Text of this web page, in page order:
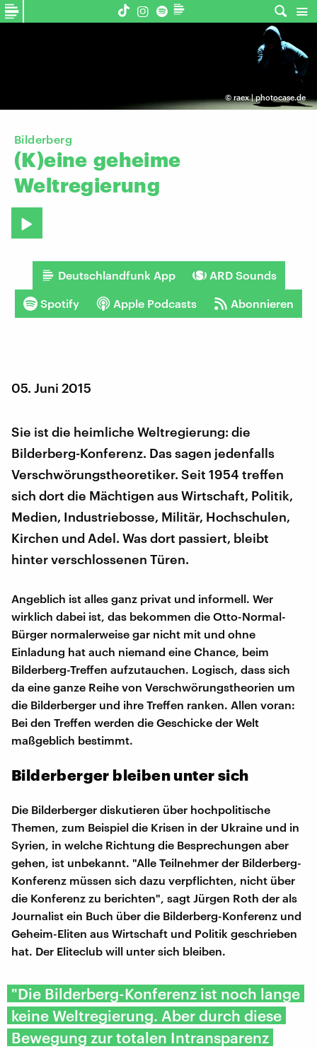
©raex | photocase.de
Bilderberg
(K)eine geheime
Weltregierung
Deutschlandfunk App ARD Sounds
Spotify Apple Podcasts Abonnieren
05. Juni 2015
Sie ist die heimliche Weltregierung: die
Bilderberg-Konferenz. Das sagen jedenfalls
Verschwörungstheoretiker. Seit 1954 treffen
sich dort die Mächtigen aus Wirtschaft, Politik,
Medien, Industriebosse, Militär, Hochschulen,
Kirchen und Adel. Was dort passiert, bleibt
hinter verschlossenen Türen.
Angeblich ist alles ganz privat und informell. Wer
wirklich dabei ist, das bekommen die Otto-Normal-
Bürger normalerweise gar nicht mit und ohne
Einladung hat auch niemand eine Chance, beim
Bilderberg-Treffen aufzutauchen. Logisch, dass sich
da eine ganze Reihe von Verschwörungstheorien um
die Bilderberger und ihre Treffen ranken. Allen voran:
Bei den Treffen werden die Geschicke der Welt
maßgeblich bestimmt.
Bilderberger bleiben unter sich
Die Bilderberger diskutieren über hochpolitische
Themen, zum Beispiel die Krisen in der Ukraine und in
Syrien, in welche Richtung die Besprechungen aber
gehen, ist unbekannt. "Alle Teilnehmer der Bilderberg-
Konferenz müssen sich dazu verpflichten, nicht über
die Konferenz zu berichten", sagt Jürgen Roth der als
Journalist ein Buch über die Bilderberg-Konferenz und
Geheim-Eliten aus Wirtschaft und Politik geschrieben
hat. Der Eliteclub will unter sich bleiben.
"Die Bilderberg-Konferenz ist noch lange
keine Weltregierung. Aber durch diese
Bewegung zur totalen Intransparenz